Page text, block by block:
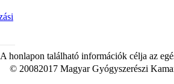
A honlapon található információk célja az
© 20082017 Magyar Gyógyszerészi